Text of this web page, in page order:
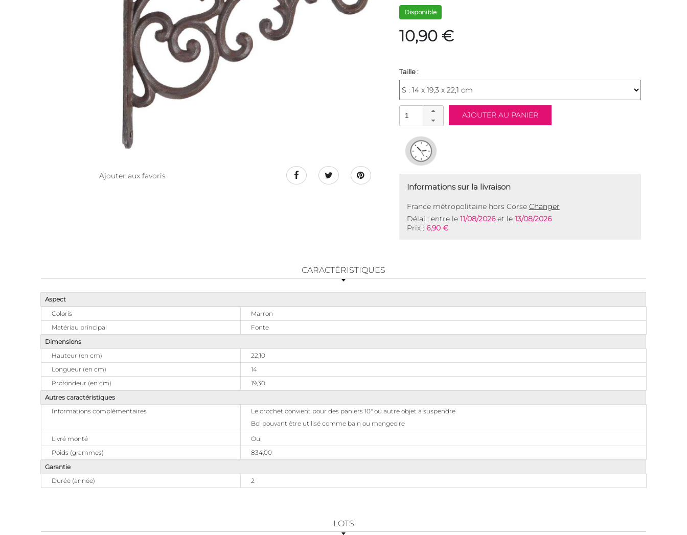
Ajouter aux favoris
Disponible
10,90 €
Taille :
Informations sur la livraison
France métropolitaine hors Corse Changer
Délai : entre le 11/08/2026et le 13/08/2026
Prix : 6,90 €
CARACTÉRISTIQUES
Aspect
Coloris
Marron
Matériau principal
Fonte
Dimensions
Hauteur (en cm)
22,10
Longueur (en cm)
14
Profondeur (en cm)
19,30
Autres caractéristiques
Informations complémentaires
Le crochet convient pour des paniers 10" ou autre objet à suspendre
Bol pouvant être utilisé comme bain ou mangeoire
Livré monté
Oui
Poids (grammes)
834,00
Garantie
Durée (année)
2
LOTS